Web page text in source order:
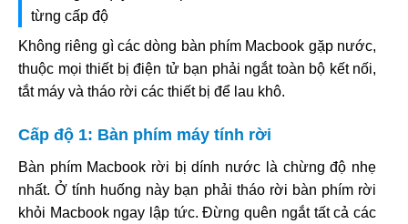
từng cấp độ
Không riêng gì các dòng bàn phím Macbook gặp nước,
thuộc mọi thiết bị điện tử bạn phải ngắt toàn bộ kết nối,
tắt máy và tháo rời các thiết bị để lau khô.
Cấp độ 1: Bàn phím máy tính rời
Bàn phím Macbook rời bị dính nước là chừng độ nhẹ
nhất. Ở tính huống này bạn phải tháo rời bàn phím rời
khỏi Macbook ngay lập tức. Đừng quên ngắt tất cả các